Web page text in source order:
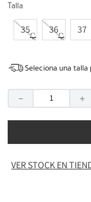
Talla
35 36 37
Seleciona una talla
＋
－
VER STOCK EN